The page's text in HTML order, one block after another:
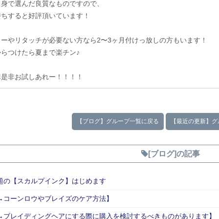
で選んだ良質なものですので、
すると好評頂いています！
やリタッチが必要ない方なら2〜3ヶ月付けっ放しの方もいます！
つけたら夏まで楽チン♪
非お試しあれー！！！！
【ブログ】グループ一覧に戻る 【最近の更新】
[ブログ]の記事
の【スカルプインク】はじめます
ーンロウやブレイズのケア方法】
レイディングヘアにする際に購入を検討するべきものがあります】